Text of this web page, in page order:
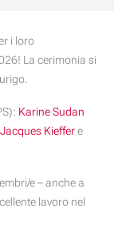
i loro
La cerimonia si
Karine Sudan
Jacques Kieffere
e – anche a
lavoro nel